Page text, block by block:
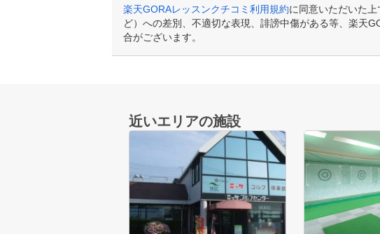
楽天GORAレッスンクチコミ利用規約に同意いただいた
ど）への差別、不適切な表現、誹謗中傷がある等、楽天
合がございます。
近いエリアの施設